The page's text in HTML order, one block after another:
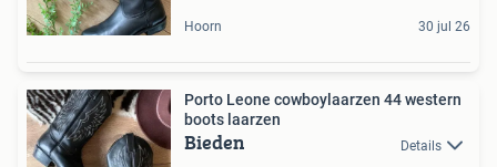
Hoorn 30 jul 26
Porto Leone cowboylaarzen 44 western
boots laarzen
Bieden Details